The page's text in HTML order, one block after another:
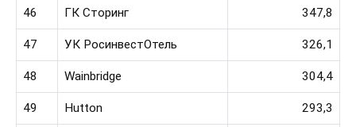
46 ГК Сторинг 347,8
47 УК РосинвестОтель 326,1
48 Wainbridge 304,4
49 Hutton 293,3